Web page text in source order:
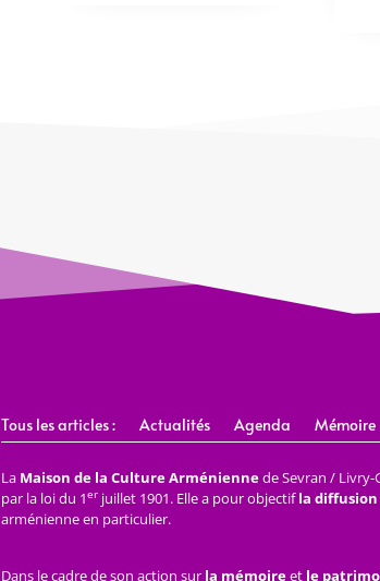
Tous les articles : Actualités Agenda Mémoire
La Maison de la Culture Arméniennede Sevran / Livry-
par la loi du 1erjuillet 1901. Elle a pour objectifla diffusion
arménienne en particulier.
Dans le cadre de son action sur la mémoireet le